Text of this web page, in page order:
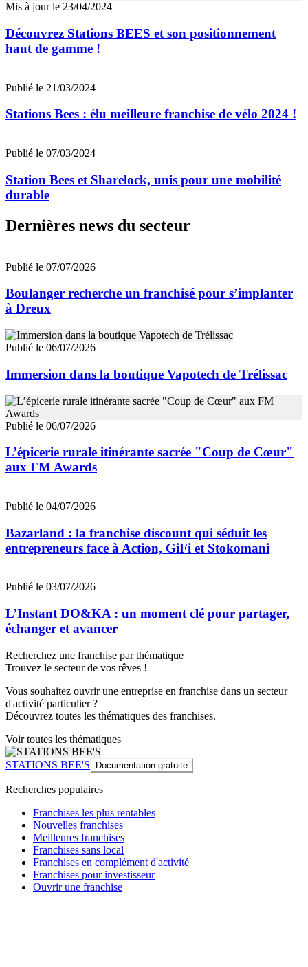
Mis à jour le 23/04/2024
Découvrez Stations BEES et son positionnement
haut de gamme !
Publié le 21/03/2024
Stations Bees : élu meilleure franchise de vélo 2024 !
Publié le 07/03/2024
Station Bees et Sharelock, unis pour une mobilité
durable
Dernières news du secteur
Publié le 07/07/2026
Boulanger recherche un franchisé pour s’implanter
à Dreux
Publié le 06/07/2026
Immersion dans la boutique Vapotech de Trélissac
Publié le 06/07/2026
L’épicerie rurale itinérante sacrée "Coup de Cœur"
aux FM Awards
Publié le 04/07/2026
Bazarland : la franchise discount qui séduit les
entrepreneurs face à Action, GiFi et Stokomani
Publié le 03/07/2026
L’Instant DO&KA : un moment clé pour partager,
échanger et avancer
Recherchez une franchise par thématique
Trouvez le secteur de vos rêves !
Vous souhaitez ouvrir une entreprise en franchise dans un secteur
d'activité particulier ?
Découvrez toutes les thématiques des franchises.
Voir toutes les thématiques
STATIONS BEE'S Documentation gratuite
Recherches populaires
Franchises les plus rentables
Nouvelles franchises
Meilleures franchises
Franchises sans local
Franchises en complément d'activité
Franchises pour investisseur
Ouvrir une franchise